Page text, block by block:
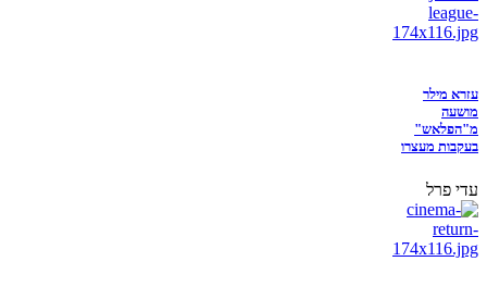
עזרא מילר
מושעה
מ"הפלאש"
בעקבות מעצרו
עדי פרל